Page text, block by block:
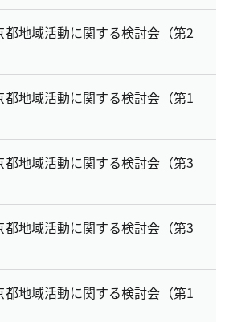
地域活動に関する検討会（第2
地域活動に関する検討会（第1
地域活動に関する検討会（第3
地域活動に関する検討会（第3
地域活動に関する検討会（第1